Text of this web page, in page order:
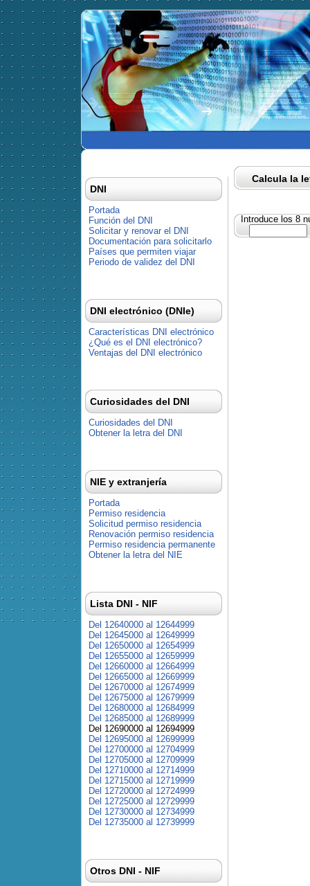
Calcula la
Introduce los 8
DNI
Portada
Función del DNI
Solicitar y renovar el DNI
Documentación para solicitarlo
Países que permiten viajar
Periodo de validez del DNI
DNI electrónico (DNIe)
Características DNI electrónico
¿Qué es el DNI electrónico?
Ventajas del DNI electrónico
Curiosidades del DNI
Curiosidades del DNI
Obtener la letra del DNI
NIE y extranjería
Portada
Permiso residencia
Solicitud permiso residencia
Renovación permiso residencia
Permiso residencia permanente
Obtener la letra del NIE
Lista DNI - NIF
Del 12640000 al 12644999
Del 12645000 al 12649999
Del 12650000 al 12654999
Del 12655000 al 12659999
Del 12660000 al 12664999
Del 12665000 al 12669999
Del 12670000 al 12674999
Del 12675000 al 12679999
Del 12680000 al 12684999
Del 12685000 al 12689999
Del 12690000 al 12694999
Del 12695000 al 12699999
Del 12700000 al 12704999
Del 12705000 al 12709999
Del 12710000 al 12714999
Del 12715000 al 12719999
Del 12720000 al 12724999
Del 12725000 al 12729999
Del 12730000 al 12734999
Del 12735000 al 12739999
Otros DNI - NIF